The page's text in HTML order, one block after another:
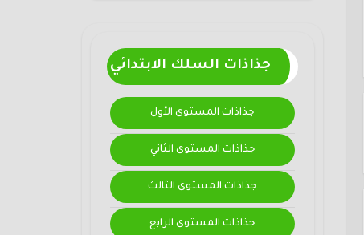
جذاذات السلك الابتدائي
جذاذات المستوى الأول
جذاذات المستوى الثاني
جذاذات المستوى الثالث
جذاذات المستوى الرابع